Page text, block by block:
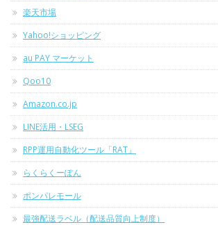
楽天市場
Yahoo!ショッピング
au PAY マーケット
Qoo10
Amazon.co.jp
LINE活用・LSEG
RPP運用自動化ツール「RAT」
らくらくーぽん
ポンパレモール
最強配送ラベル（配送品質向上制度）